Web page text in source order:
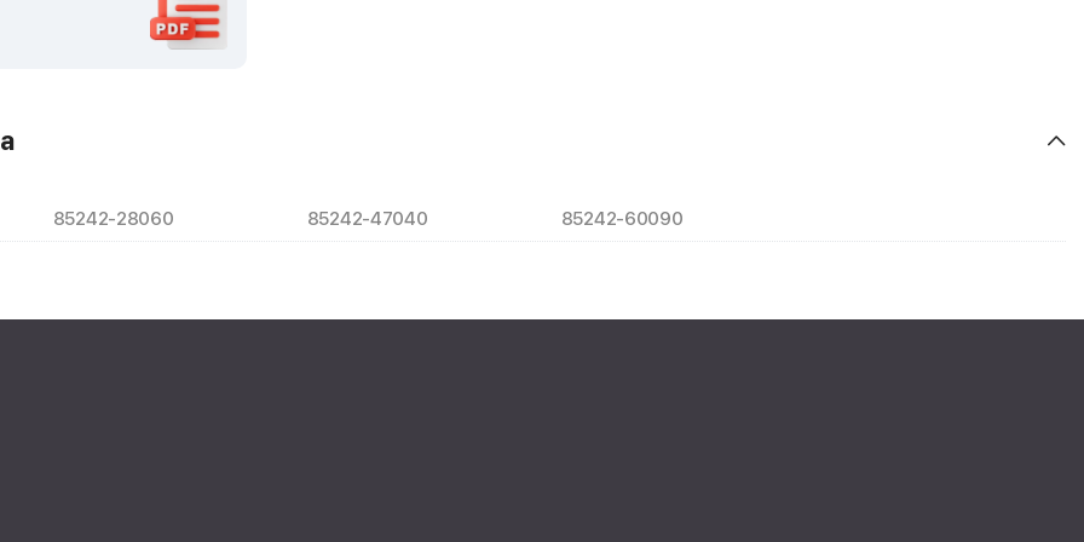
85242-28060 85242-47040 85242-60090